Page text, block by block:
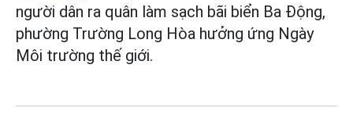
người dân ra quân làm sạch bãi biển Ba Động,
phường Trường Long Hòa hưởng ứng Ngày
Môi trường thế giới.